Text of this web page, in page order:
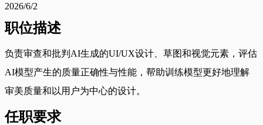
2026/6/2
职位描述
负责审查和批判AI生成的UI/UX设计、草图和视觉元素，评估
AI模型产生的质量正确性与性能，帮助训练模型更好地理解
审美质量和以用户为中心的设计。
任职要求